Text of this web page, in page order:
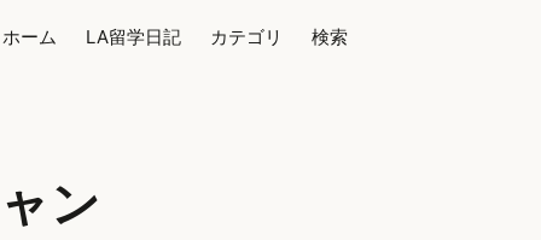
ホーム LA留学日記 カテゴリ 検索
ン